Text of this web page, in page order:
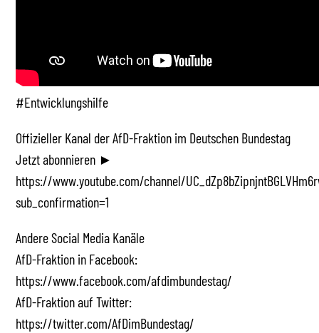
#Entwicklungshilfe
Offizieller Kanal der AfD-Fraktion im Deutschen Bundestag
Jetzt abonnieren ►
https://www.youtube.com/channel/
sub_confirmation=1
Andere Social Media Kanäle
AfD-Fraktion in Facebook:
https://www.facebook.com/afdimbundestag/
AfD-Fraktion auf Twitter:
https://twitter.com/AfDimBundestag/